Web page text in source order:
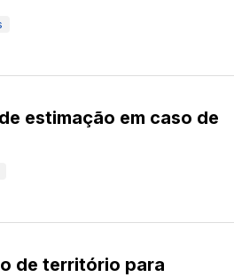
estimação em caso de
de território para